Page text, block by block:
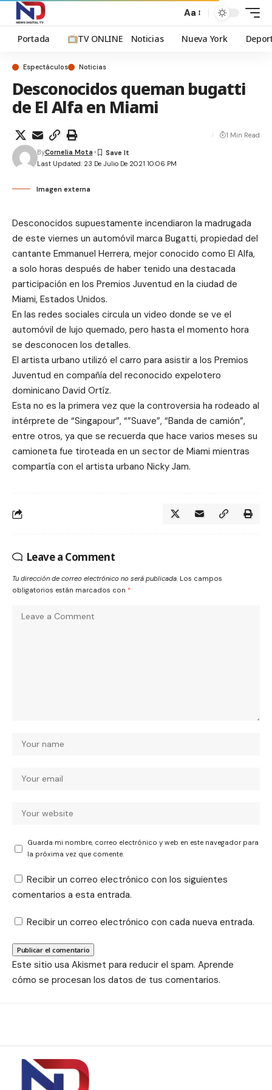
Aa
Portada TV ONLINE Noticias Nueva York
Espectáculos Noticias
Desconocidos queman bugatti
de El Alfa en Miami
Last Updated: 23 De Julio De 2021 10:06 PM
ByCornelia Mota
1 Min Read
Imagen externa
Desconocidos supuestamente incendiaron la madrugada
de este viernes un automóvil marca Bugatti, propiedad del
cantante Emmanuel Herrera, mejor conocido como El Alfa,
a solo horas después de haber tenido una destacada
participación en los Premios Juventud en la ciudad de
Miami, Estados Unidos.
En las redes sociales circula un video donde se ve el
automóvil de lujo quemado, pero hasta el momento hora
se desconocen los detalles.
El artista urbano utilizó el carro para asistir a los Premios
Juventud en compañía del reconocido expelotero
dominicano David Ortíz.
Esta no es la primera vez que la controversia ha rodeado al
intérprete de “Singapour”, “”Suave”, “Banda de camión”,
entre otros, ya que se recuerda que hace varios meses su
camioneta fue tiroteada en un sector de Miami mientras
compartía con el artista urbano Nicky Jam.
Leave a Comment
Tu dirección de correo electrónico no será publicada. Los campos
obligatorios están marcados con *
Guarda mi nombre, correo electrónico y web en este navegador para
la próxima vez que comente.
Recibir un correo electrónico con los siguientes
comentarios a esta entrada.
Recibir un correo electrónico con cada nueva entrada.
Este sitio usa Akismet para reducir el spam. Aprende
cómo se procesan los datos de tus comentarios.